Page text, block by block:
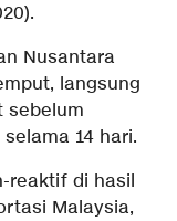
Nusantara
langsung
sebelum
14 hari.
reaktif di hasil
Malaysia,